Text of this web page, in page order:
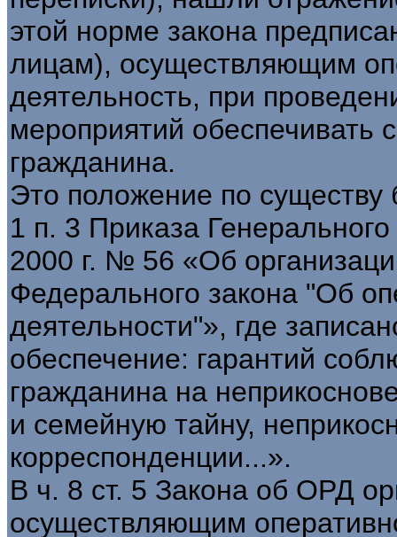
этой норме закона
лицам), осуществляющим
деятельность, при
мероприятий обеспечивать
гражданина.
Это положение по существу
1 п. 3 Приказа
2000 г. № 56 «Об
Федерального закона "Об
деятельности"», где
обеспечение: гарантий
гражданина на
и семейную тайну,
корреспонденции...».
В ч. 8 ст. 5 Закона об ОРД
осуществляющим